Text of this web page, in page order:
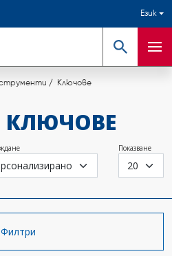
Език
Търсене
Ключове
КЛЮЧОВЕ
Показване
Филтри